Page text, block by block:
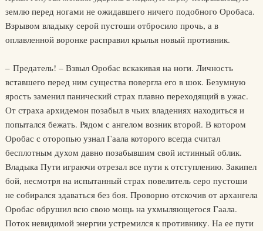
землю перед ногами не ожидавшего ничего подобного Оробаса.
Взрывом владыку серой пустоши отбросило прочь, а в
оплавленной воронке расправил крылья новый противник.
– Предатель! – Взвыл Оробас вскакивая на ноги. Личность
вставшего перед ним существа повергла его в шок. Безумную
ярость заменил панический страх плавно переходящий в ужас.
От страха архидемон позабыл в чьих владениях находиться и
попытался бежать. Рядом с ангелом возник второй. В котором
Оробас с оторопью узнал Гаала которого всегда считал
бесплотным духом давно позабывшим свой истинный облик.
Владыка Пути играючи отрезал все пути к отступлению. Закипел
бой, несмотря на испытанный страх повелитель серо пустоши
не собирался здаваться без боя. Проворно отскочив от архангела
Оробас обрушил всю свою мощь на ухмыляющегося Гаала.
Поток невидимой энергии устремился к противнику. На ее пути